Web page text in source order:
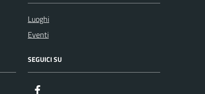
Luoghi
Eventi
SEGUICI SU